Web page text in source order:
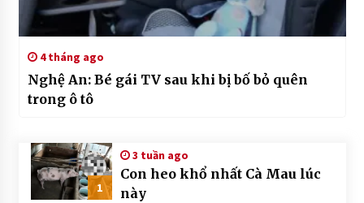
4 tháng ago
Nghệ An: Bé gái TV sau khi bị bố bỏ quên
trong ô tô
1
3 tuần ago
Con heo khổ nhất Cà Mau lúc
này